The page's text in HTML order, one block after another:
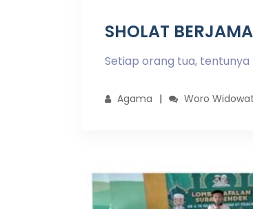
SHOLAT
Setiap orang tua, tentunya
Agama Woro